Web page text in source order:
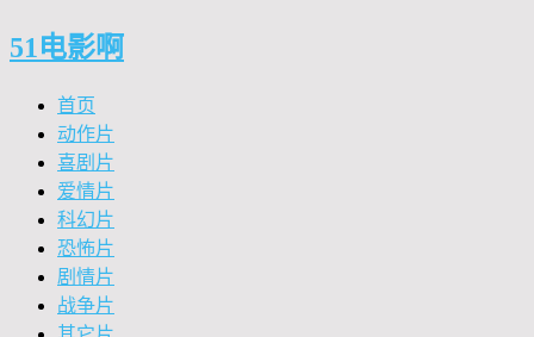
51电影啊
首页
动作片
喜剧片
爱情片
科幻片
恐怖片
剧情片
战争片